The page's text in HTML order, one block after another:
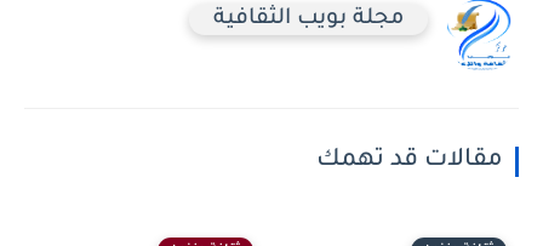
مجلة بويب الثقافية
مقالات قد تهمك